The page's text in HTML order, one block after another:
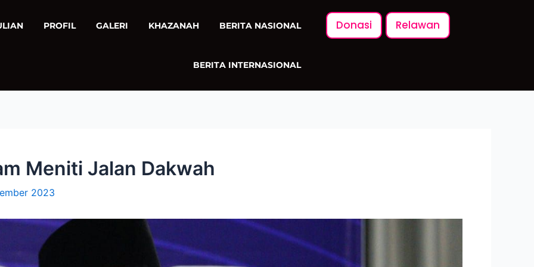
PROFIL GALERI KHAZANAH BERITA NASIONAL
BERITA INTERNASIONAL
Donasi Relawan
Meniti Jalan Dakwah
2023